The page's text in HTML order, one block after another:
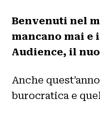
Benvenuti nel
mancano mai
Audience, il
Anche
burocratica e